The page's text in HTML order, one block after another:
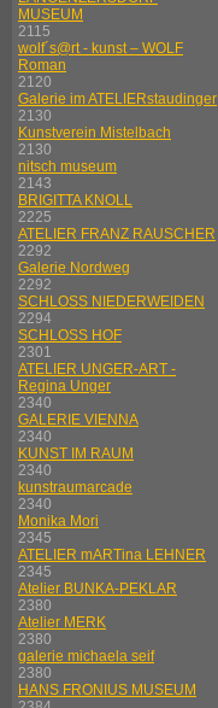
MUSEUM
2115
wolf´s@rt - kunst – WOLF
Roman
2120
Galerie im ATELIERstaudinger
2130
Kunstverein Mistelbach
2130
nitsch museum
2143
BRIGITTA KNOLL
2225
ATELIER FRANZ RAUSCHER
2292
Galerie Nordweg
2292
SCHLOSS NIEDERWEIDEN
2294
SCHLOSS HOF
2301
ATELIER UNGER-ART -
Regina Unger
2340
GALERIE VIENNA
2340
KUNST IM RAUM
2340
kunstraumarcade
2340
Monika Mori
2345
ATELIER mARTina LEHNER
2345
Atelier BUNKA-PEKLAR
2380
Atelier MERK
2380
galerie michaela seif
2380
HANS FRONIUS MUSEUM